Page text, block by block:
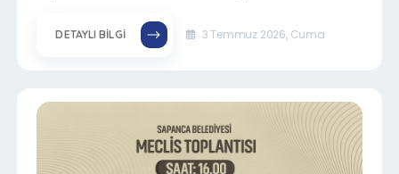
DETAYLI BILGI 3 Temmuz 2026, Cuma